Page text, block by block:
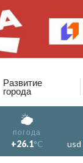
Развитие
города
погода
+26.1°C usd